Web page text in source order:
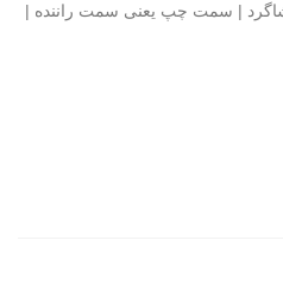
| سمت چپ یعنی سمت راننده |